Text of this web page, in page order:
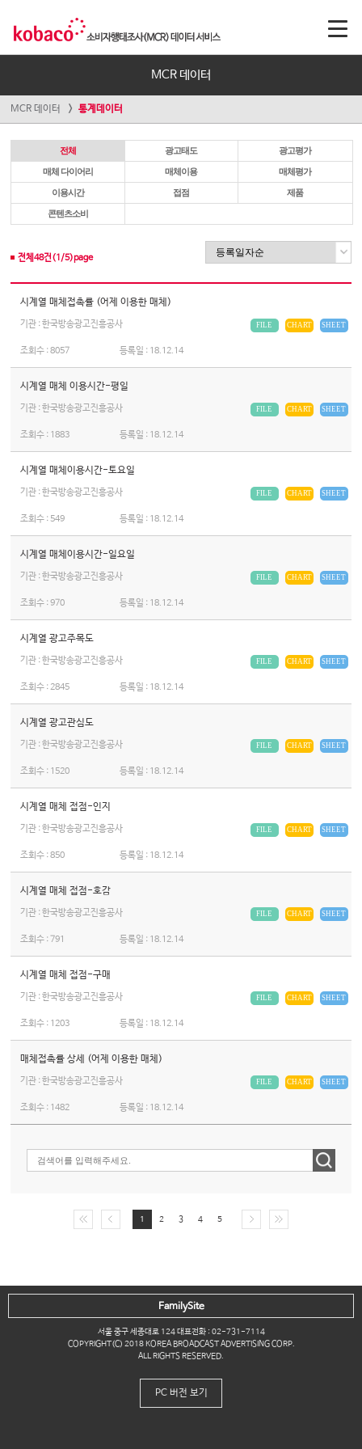
MCR 데이터
MCR 데이터 통계데이터
전체 광고태도 광고평가
매체 다이어리 매체이용 매체평가
이용시간 접점 제품
콘텐츠소비
전체 48건(1 /5)page
시계열 매체접촉률 (어제 이용한 매체)
기관 : 한국방송광고진흥공사 SHEET
CHART
FILE
조회수 :8057 등록일 : 18.12.14
시계열 매체 이용시간-평일
기관 : 한국방송광고진흥공사 SHEET
CHART
FILE
조회수 : 1883 등록일 : 18.12.14
시계열 매체이용시간-토요일
기관 : 한국방송광고진흥공사 SHEET
CHART
FILE
조회수 : 549 등록일 : 18.12.14
시계열 매체이용시간-일요일
기관 : 한국방송광고진흥공사 SHEET
CHART
FILE
조회수 :970 등록일 : 18.12.14
시계열 광고주목도
기관 : 한국방송광고진흥공사 SHEET
CHART
FILE
조회수 :2845 등록일 : 18.12.14
시계열 광고관심도
기관 : 한국방송광고진흥공사 SHEET
CHART
FILE
조회수 : 1520 등록일 : 18.12.14
시계열 매체 접점-인지
기관 : 한국방송광고진흥공사 SHEET
CHART
FILE
조회수 :850 등록일 : 18.12.14
시계열 매체 접점-호감
기관 : 한국방송광고진흥공사 SHEET
CHART
FILE
조회수 :791 등록일 : 18.12.14
시계열 매체 접점-구매
기관 : 한국방송광고진흥공사 SHEET
CHART
FILE
조회수 : 1203 등록일 : 18.12.14
매체접촉률 상세 (어제 이용한 매체)
기관 : 한국방송광고진흥공사 SHEET
CHART
FILE
조회수 : 1482 등록일 : 18.12.14
1 2 3 4 5
서울 중구 세종대로 124 대표전화 : 02-731-7114
COPYRIGHT(C) 2018 KOREA BROADCAST ADVERTISING CORP.
ALL RIGHTS RESERVED.
FamilySite
PC 버전 보기